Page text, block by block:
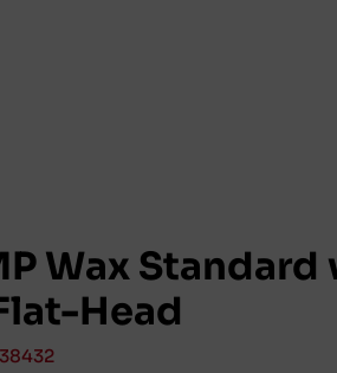
Wax
Head